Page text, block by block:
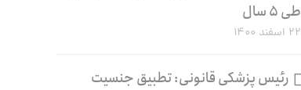
طی ۵ سال
۲۲ اسفند ۱۴۰۰
رئیس پزشکی قانونی: تطبیق جنسیت